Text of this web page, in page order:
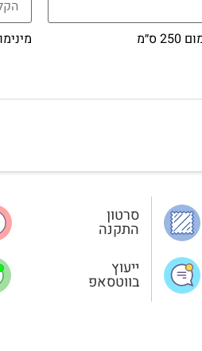
מינימום 20 ס״מ |
סרטון
התקנה
ייעוץ
בווטסאפ